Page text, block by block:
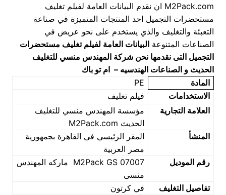
M2Pack.com ان نقدم البيانات العامة لفيلم تغليف
مستحضرات التجميل احد المنتجات المتميزة في صناعة
التعبئة والتغليف والذي يستخدم على نحو عريض في
الصناعات المتنوعة البيانات العامة لفيلم تغليف مستحضرات
التجميل التى نقدمها نحن شركة المهندس منسي للتغليف
الحديث و الصناعات الهندسيه – ام تو باك
المادة
PE
الاستخدامات
فيلم تغليف
العلامة التجارية
مؤسسة المهندس منسي للتغليف
الحديث M2Pack.com
المنشأ
المقر الرئيسي في القاهرة بجمهورية
مصر العربية
رقم الموديل
M2Pack GS 07007 ماركه المهندس
منسى
تفاصيل التغليف
في كرتون